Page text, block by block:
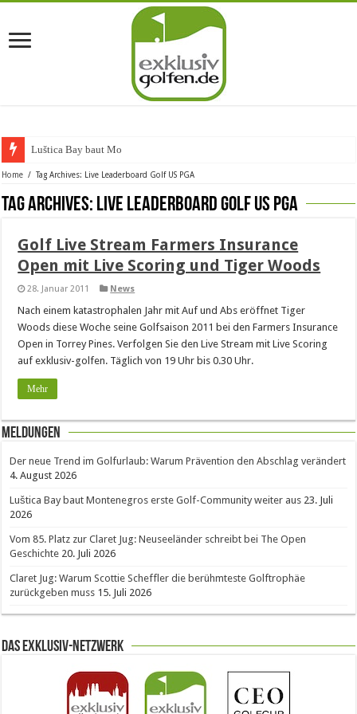
Luštica Bay baut Monten
Home / Tag Archives: Live Leaderboard Golf US PGA
Tag Archives: Live Leaderboard Golf US PGA
Golf Live Stream Farmers Insurance
Open mit Live Scoring und Tiger Woods
28. Januar 2011 News
Nach einem katastrophalen Jahr mit Auf und Abs eröffnet Tiger
Woods diese Woche seine Golfsaison 2011 bei den Farmers Insurance
Open in Torrey Pines. Verfolgen Sie den Live Stream mit Live Scoring
auf exklusiv-golfen. Täglich von 19 Uhr bis 0.30 Uhr.
Mehr
Meldungen
Der neue Trend im Golfurlaub: Warum Prävention den Abschlag verändert
4. August 2026
Luštica Bay baut Montenegros erste Golf-Community weiter aus 23. Juli
2026
Vom 85. Platz zur Claret Jug: Neuseeländer schreibt bei The Open
Geschichte 20. Juli 2026
Claret Jug: Warum Scottie Scheffler die berühmteste Golftrophäe
zurückgeben muss 15. Juli 2026
Das Exklusiv-Netzwerk